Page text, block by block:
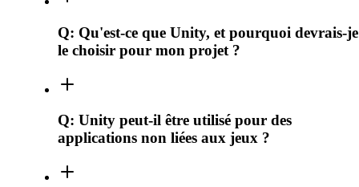
Q: Qu'est-ce que Unity, et pourquoi devrais-je
le choisir pour mon projet ?
Q: Unity peut-il être utilisé pour des
applications non liées aux jeux ?